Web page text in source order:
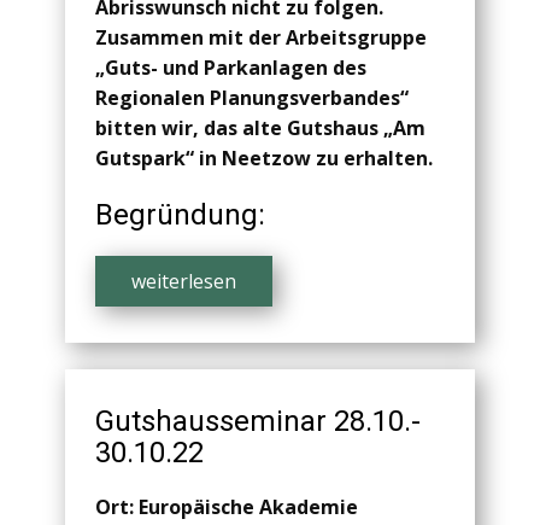
Abrisswunsch nicht zu folgen.
Zusammen mit der Arbeitsgruppe
„Guts- und Parkanlagen des
Regionalen Planungsverbandes“
bitten wir, das alte Gutshaus „Am
Gutspark“ in Neetzow zu erhalten.
Begründung:
weiterlesen
Gutshausseminar 28.10.-
30.10.22
Ort: Europäische Akademie